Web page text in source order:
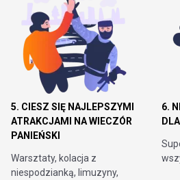
5. CIESZ SIĘ NAJLEPSZYMI
ATRAKCJAMI NA WIECZÓR
PANIEŃSKI
Warsztaty, kolacja z
niespodzianką, limuzyny,
6.